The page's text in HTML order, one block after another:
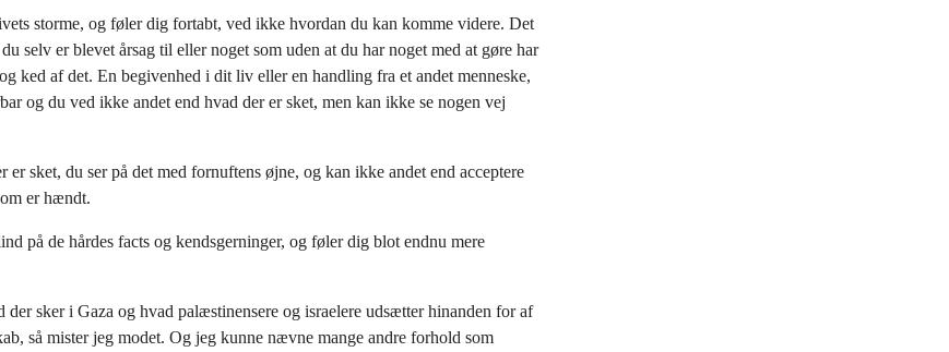
storme, og føler dig fortabt, ved ikke hvordan du kan komme videre. Det
selv er blevet årsag til eller noget som uden at du har noget med at gøre har
ked af det. En begivenhed i dit liv eller en handling fra et andet menneske,
og du ved ikke andet end hvad der er sket, men kan ikke se nogen vej
er sket, du ser på det med fornuftens øjne, og kan ikke andet end acceptere
er hændt.
på de hårdes facts og kendsgerninger, og føler dig blot endnu mere
der sker i Gaza og hvad palæstinensere og israelere udsætter hinanden for af
så mister jeg modet. Og jeg kunne nævne mange andre forhold som